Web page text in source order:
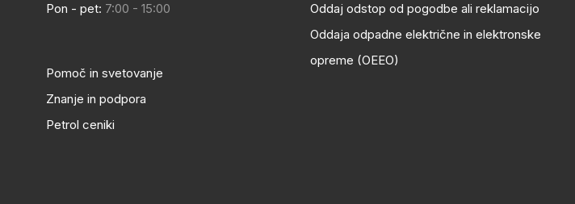
Pon - pet: 7:00 - 15:00
Pomoč in svetovanje
Znanje in podpora
Petrol ceniki
Oddaj odstop od pogodbe ali reklamacijo
Oddaja odpadne električne in elektronske
opreme (OEEO)